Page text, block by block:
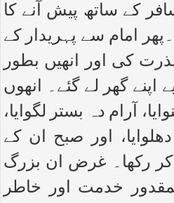
کے ساتھ پیش آنے کا
امام سے پہریدار کے
کی اور انھیں بطور
اپنے گھر لے گئے۔ انھوں
آرام دہ بستر لگوایا،
اور صبح ان کے
کر رکھا۔ غرض ان بزرگ
خدمت اور خاطر